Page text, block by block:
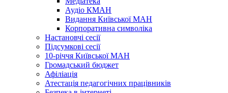
Аудіо КМАН
Видання Київської МАН
Корпоративна символіка
Настановчі сесії
Підсумкові сесії
10-річчя Київської МАН
Громадський бюджет
Афіліація
Атестація педагогічних працівників